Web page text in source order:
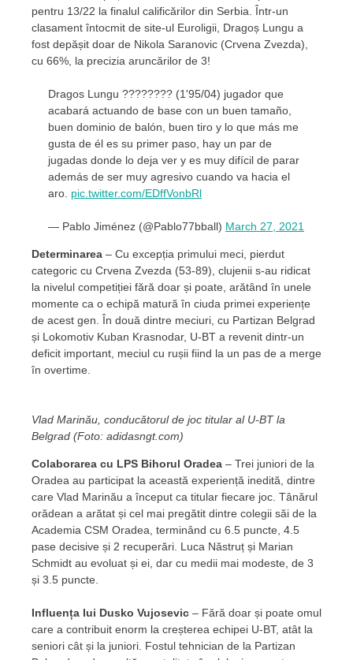
pentru 13/22 la finalul calificărilor din Serbia. Într-un
clasament întocmit de site-ul Euroligii, Dragoș Lungu a
fost depășit doar de Nikola Saranovic (Crvena Zvezda),
cu 66%, la precizia aruncărilor de 3!
Dragos Lungu ???????? (1'95/04) jugador que
acabará actuando de base con un buen tamaño,
buen dominio de balón, buen tiro y lo que más me
gusta de él es su primer paso, hay un par de
jugadas donde lo deja ver y es muy difícil de parar
además de ser muy agresivo cuando va hacia el
aro. pic.twitter.com/EDffVonbRl
— Pablo Jiménez (@Pablo77bball) March 27, 2021
Determinarea – Cu excepția primului meci, pierdut
categoric cu Crvena Zvezda (53-89), clujenii s-au ridicat
la nivelul competiției fără doar și poate, arătând în unele
momente ca o echipă matură în ciuda primei experiențe
de acest gen. În două dintre meciuri, cu Partizan Belgrad
și Lokomotiv Kuban Krasnodar, U-BT a revenit dintr-un
deficit important, meciul cu rușii fiind la un pas de a merge
în overtime.
Vlad Marinău, conducătorul de joc titular al U-BT la
Belgrad (Foto: adidasngt.com)
Colaborarea cu LPS Bihorul Oradea – Trei juniori de la
Oradea au participat la această experiență inedită, dintre
care Vlad Marinău a început ca titular fiecare joc. Tânărul
orădean a arătat și cel mai pregătit dintre colegii săi de la
Academia CSM Oradea, terminând cu 6.5 puncte, 4.5
pase decisive și 2 recuperări. Luca Năstruț și Marian
Schmidt au evoluat și ei, dar cu medii mai modeste, de 3
și 3.5 puncte.
Influența lui Dusko Vujosevic – Fără doar și poate omul
care a contribuit enorm la creșterea echipei U-BT, atât la
seniori cât și la juniori. Fostul tehnician de la Partizan